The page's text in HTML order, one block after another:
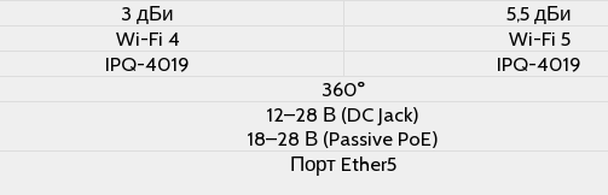
3 дБи
5,5 дБи
Wi-Fi 4
Wi-Fi 5
IPQ-4019
IPQ-4019
360°
12–28 В (DC Jack)
18–28 В (Passive PoE)
Порт Ether5